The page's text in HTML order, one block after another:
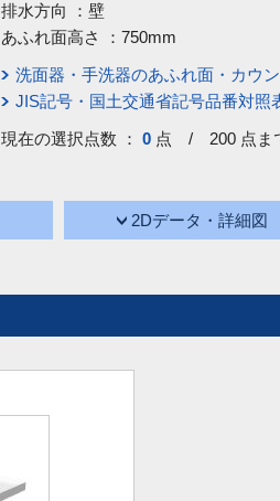
排水方向 ： 壁
あふれ面高さ ： 750mm
洗面器・手洗器のあふれ面・カウ
JIS記号・国土交通省記号品番対照
現在の選択点数 ： 0 点 / 200 点ま
2Dデータ・詳細図